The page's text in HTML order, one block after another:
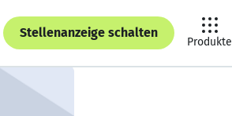
Stellenanzeige schalten
Produkte